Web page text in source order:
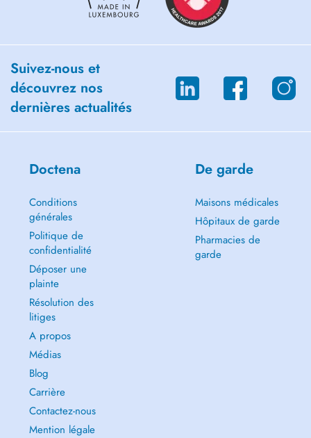
Suivez-nous et
découvrez nos
dernières actualités
Doctena
Conditions
générales
Politique de
confidentialité
Déposer une
plainte
Résolution des
litiges
A propos
Médias
Blog
Carrière
Contactez-nous
Mention légale
De garde
Maisons médicales
Hôpitaux de garde
Pharmacies de
garde